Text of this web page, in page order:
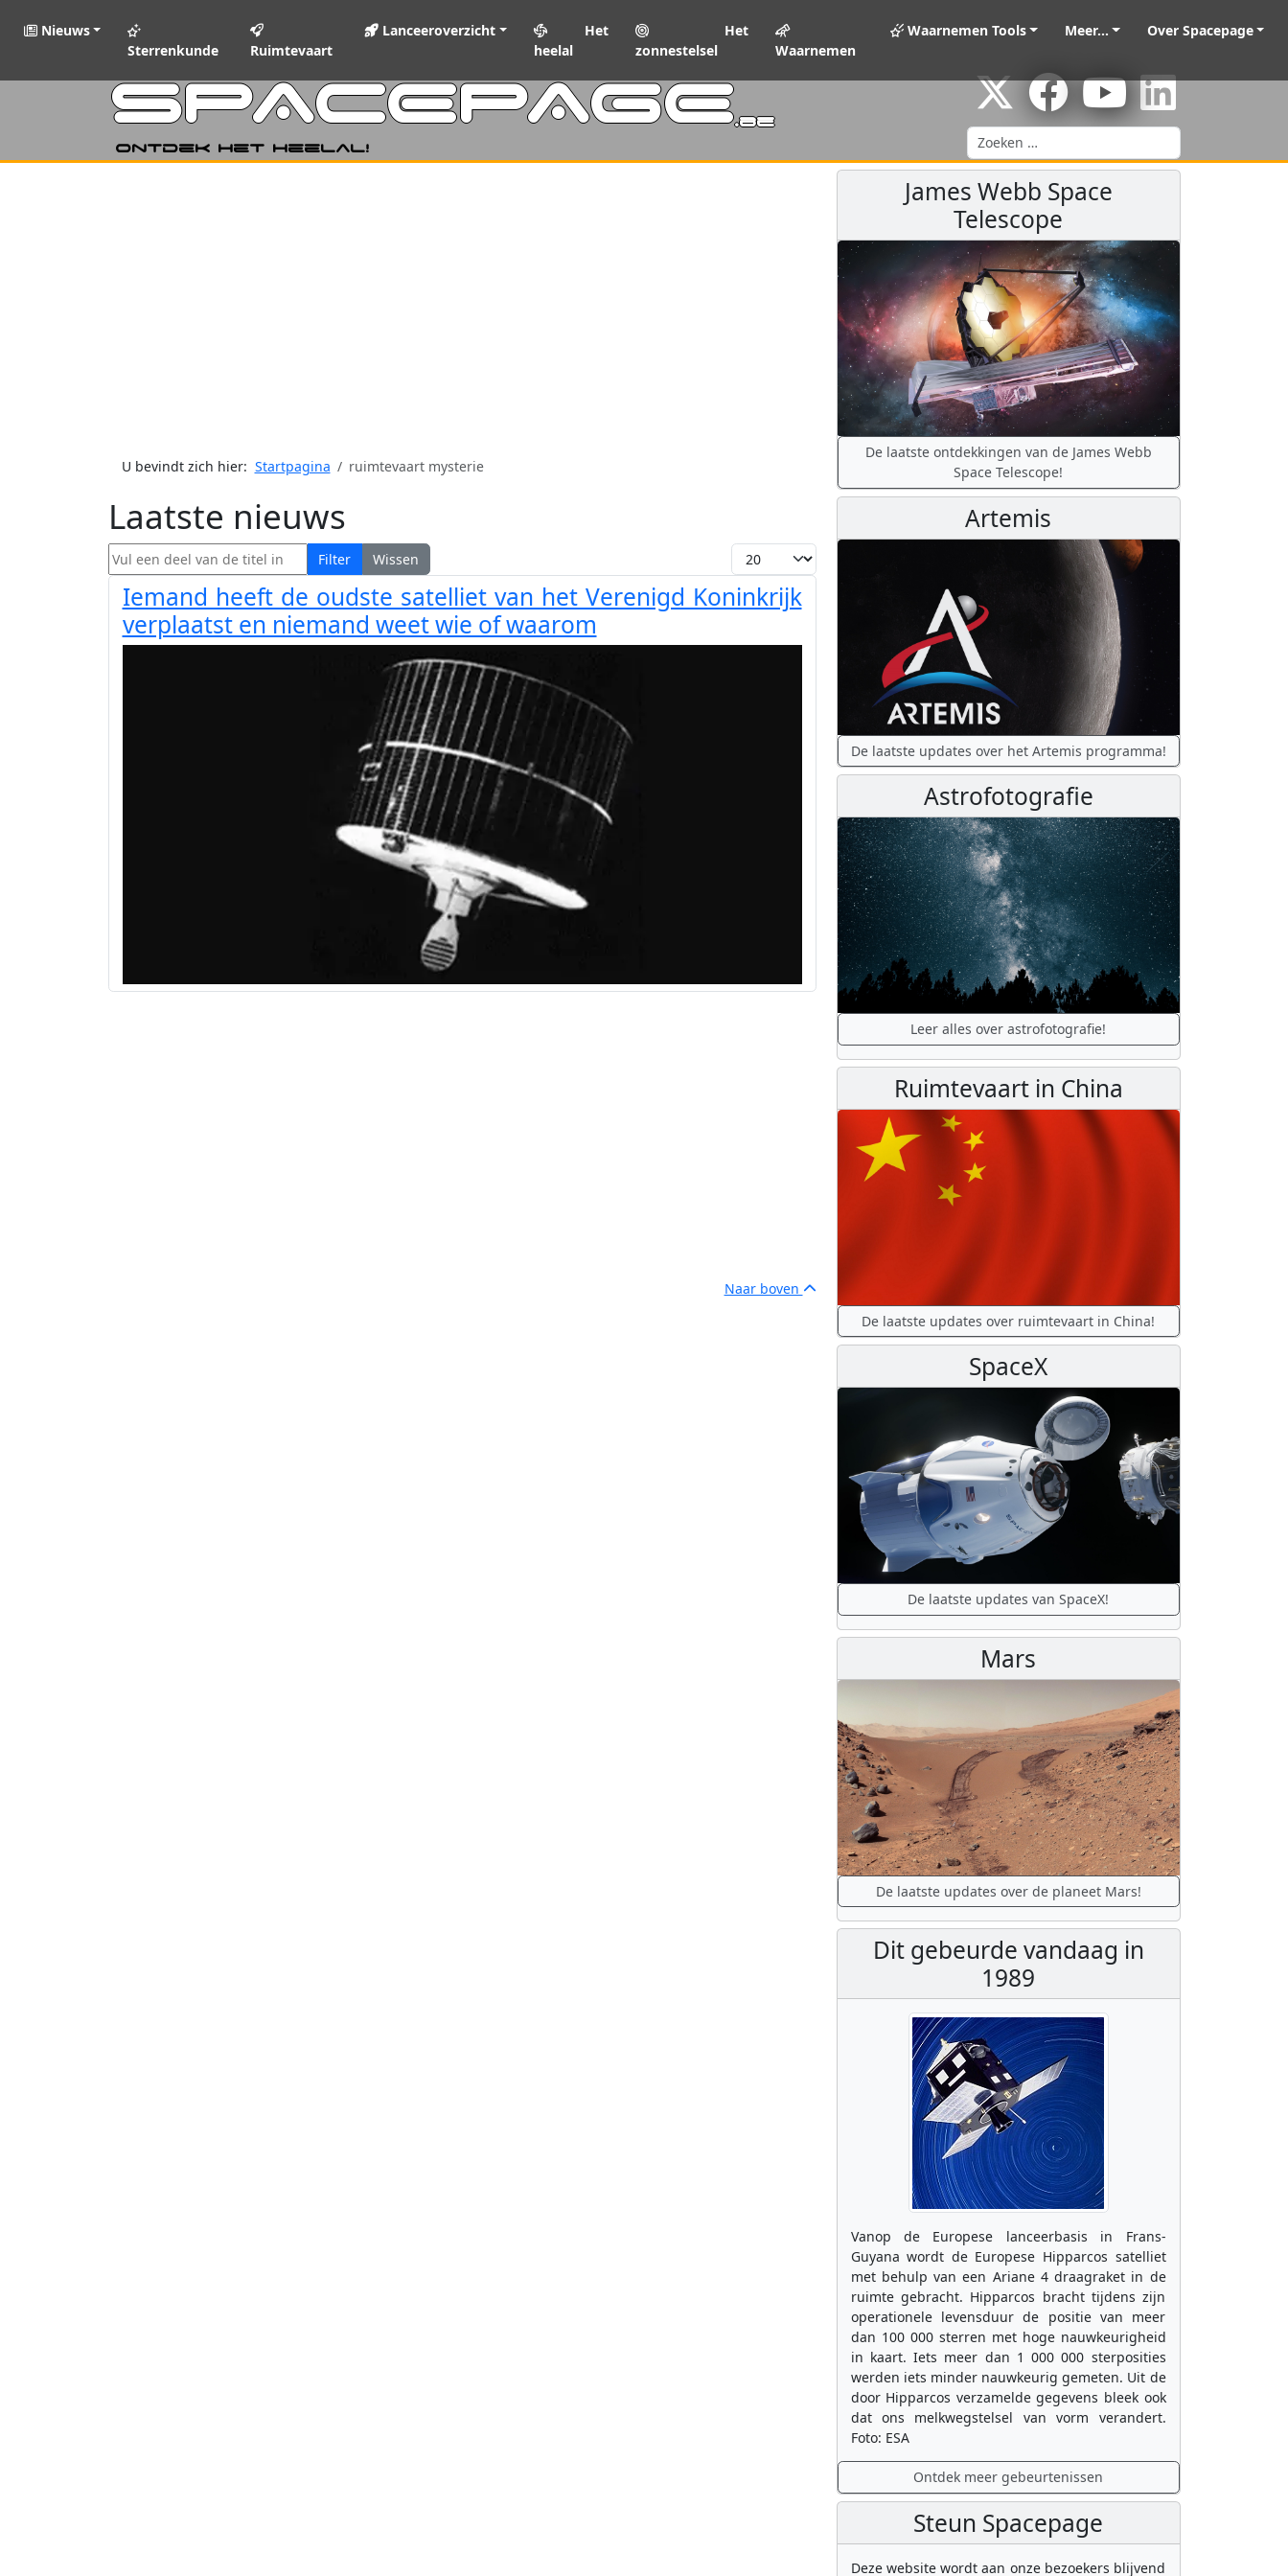
Nieuws
Sterrenkunde
Ruimtevaart
Lanceeroverzicht
Het
heelal
Het
zonnestelsel
Waarnemen
Waarnemen Tools Meer... Over Spacepage
SPACEPAGE.be
Ontdek het heelal!
Zoeken
U bevindt zich hier: Startpagina ruimtevaart mysterie
Laatste nieuws
Vul een deel van de titel in Filter Wissen Toon #
Iemand heeft de oudste satelliet van het Verenigd Koninkrijk
verplaatst en niemand weet wie of waarom
Naar boven
James Webb Space
Telescope
De laatste ontdekkingen van de James Webb
Space Telescope!
Artemis
De laatste updates over het Artemis programma!
Astrofotografie
Leer alles over astrofotografie!
Ruimtevaart in China
De laatste updates over ruimtevaart in China!
SpaceX
De laatste updates van SpaceX!
Mars
De laatste updates over de planeet Mars!
Dit gebeurde vandaag in
1989
Vanop de Europese lanceerbasis in Frans-
Guyana wordt de Europese Hipparcos satelliet
met behulp van een Ariane 4 draagraket in de
ruimte gebracht. Hipparcos bracht tijdens zijn
operationele levensduur de positie van meer
dan 100 000 sterren met hoge nauwkeurigheid
in kaart. Iets meer dan 1 000 000 sterposities
werden iets minder nauwkeurig gemeten. Uit de
door Hipparcos verzamelde gegevens bleek ook
dat ons melkwegstelsel van vorm verandert.
Foto: ESA
Ontdek meer gebeurtenissen
Steun Spacepage
Deze website wordt aan onze bezoekers blijvend